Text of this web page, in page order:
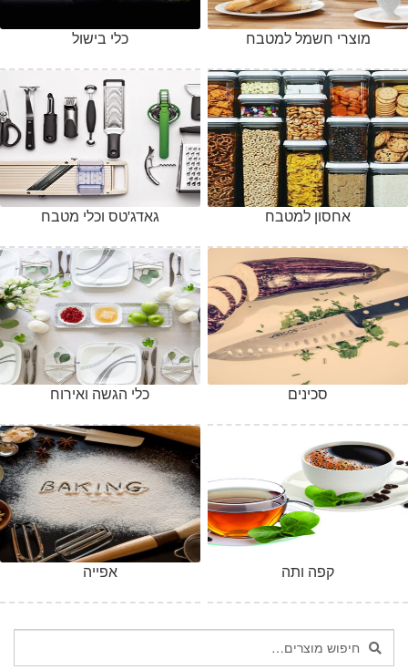
כלי בישול מוצרי חשמל למטבח
גאדג'טס וכלי מטבח אחסון למטבח
כלי הגשה ואירוח סכינים
אפייה קפה ותה
חיפוש
עבור:
חיפוש